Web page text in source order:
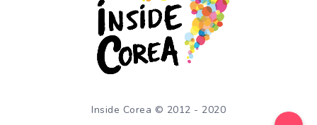
Inside Corea © 2012 - 2020